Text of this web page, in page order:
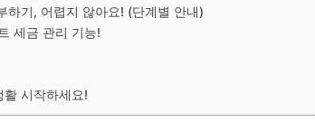
하기, 어렵지 않아요! (단계별 안내)
세금 관리 기능!
시작하세요!